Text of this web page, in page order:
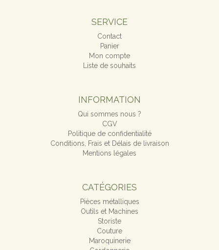
SERVICE
Contact
Panier
Mon compte
Liste de souhaits
INFORMATION
Qui sommes nous ?
CGV
Politique de confidentialité
Conditions, Frais et Délais de livraison
Mentions légales
CATÉGORIES
Pièces métalliques
Outils et Machines
Storiste
Couture
Maroquinerie